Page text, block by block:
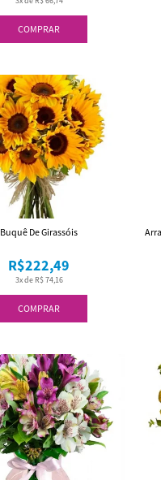
COMPRAR
COMPRAR
3x de R$ 74,16
R$222,49
Buquê De Girassóis